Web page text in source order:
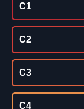
C1
C2
C3
C4